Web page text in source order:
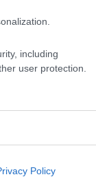
including
user protection.
Policy